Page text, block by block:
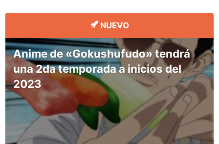
NUEVO
Anime de «Gokushufudo» tendrá
una 2da temporada a inicios del
2023